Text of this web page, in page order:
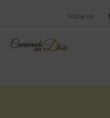
Follow Us